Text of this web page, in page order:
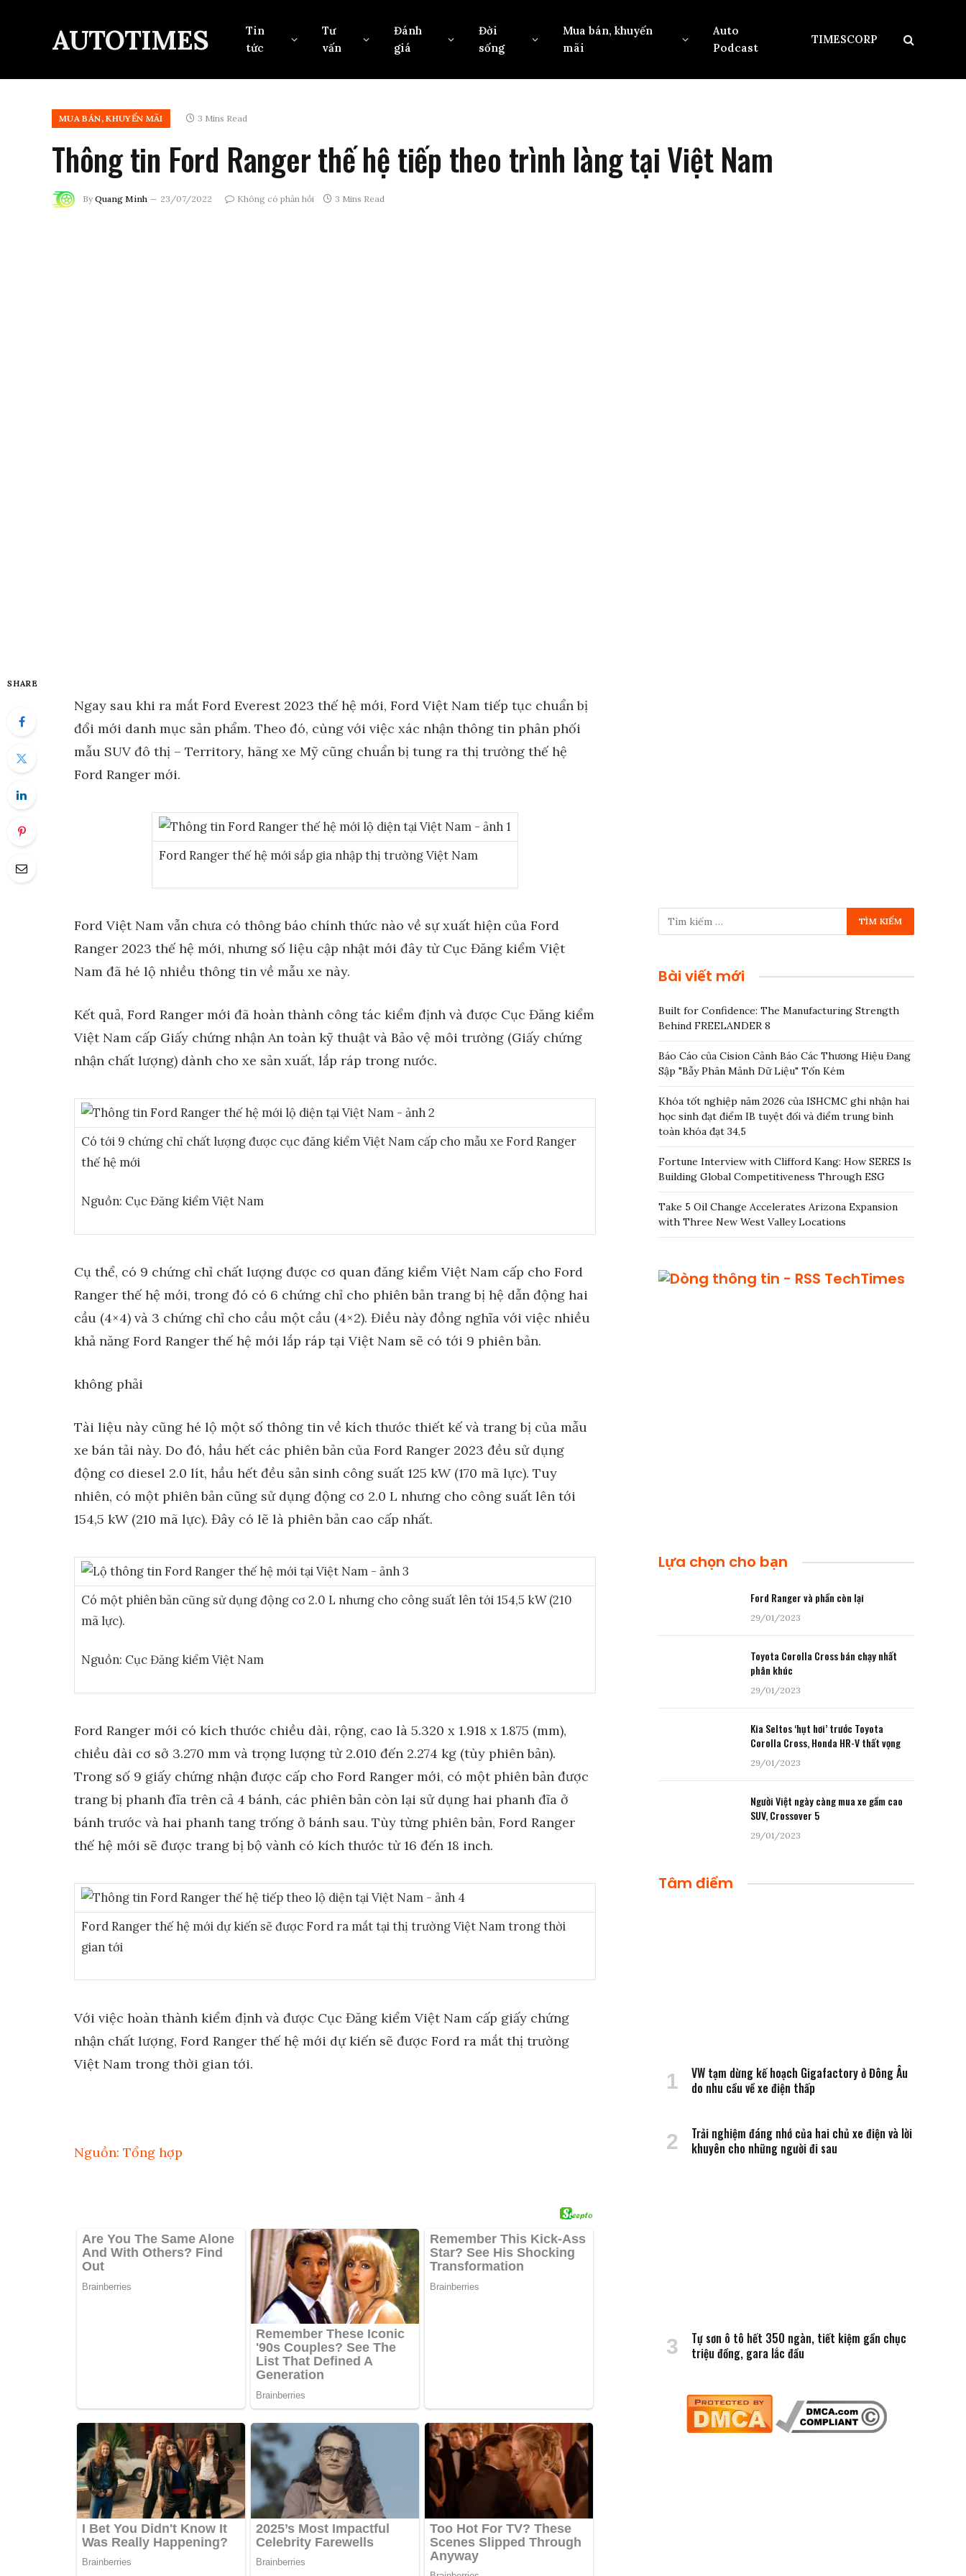
AUTOTIMES
Tin
tức
Tư
vấn
Đánh
giá
Đời
sống
Mua bán, khuyến
mãi
Auto
Podcast
TIMESCORP
MUA BÁN, KHUYẾN MÃI 3 Mins Read
Thông tin Ford Ranger thế hệ tiếp theo trình làng tại Việt Nam
By Quang Minh 23/07/2022 Không có phản hồi 3 Mins Read
SHARE
Ngay sau khi ra mắt Ford Everest 2023 thế hệ mới, Ford Việt Nam tiếp tục chuẩn bị
đổi mới danh mục sản phẩm. Theo đó, cùng với việc xác nhận thông tin phân phối
mẫu SUV đô thị – Territory, hãng xe Mỹ cũng chuẩn bị tung ra thị trường thế hệ
Ford Ranger mới.
Ford Ranger thế hệ mới sắp gia nhập thị trường Việt Nam
Ford Việt Nam vẫn chưa có thông báo chính thức nào về sự xuất hiện của Ford
Ranger 2023 thế hệ mới, nhưng số liệu cập nhật mới đây từ Cục Đăng kiểm Việt
Nam đã hé lộ nhiều thông tin về mẫu xe này.
Kết quả, Ford Ranger mới đã hoàn thành công tác kiểm định và được Cục Đăng kiểm
Việt Nam cấp Giấy chứng nhận An toàn kỹ thuật và Bảo vệ môi trường (Giấy chứng
nhận chất lượng) dành cho xe sản xuất, lắp ráp trong nước.
Có tới 9 chứng chỉ chất lượng được cục đăng kiểm Việt Nam cấp cho mẫu xe Ford Ranger
thế hệ mới
Nguồn: Cục Đăng kiểm Việt Nam
Cụ thể, có 9 chứng chỉ chất lượng được cơ quan đăng kiểm Việt Nam cấp cho Ford
Ranger thế hệ mới, trong đó có 6 chứng chỉ cho phiên bản trang bị hệ dẫn động hai
cầu (4×4) và 3 chứng chỉ cho cầu một cầu (4×2). Điều này đồng nghĩa với việc nhiều
khả năng Ford Ranger thế hệ mới lắp ráp tại Việt Nam sẽ có tới 9 phiên bản.
không phải
Tài liệu này cũng hé lộ một số thông tin về kích thước thiết kế và trang bị của mẫu
xe bán tải này. Do đó, hầu hết các phiên bản của Ford Ranger 2023 đều sử dụng
động cơ diesel 2.0 lít, hầu hết đều sản sinh công suất 125 kW (170 mã lực). Tuy
nhiên, có một phiên bản cũng sử dụng động cơ 2.0 L nhưng cho công suất lên tới
154,5 kW (210 mã lực). Đây có lẽ là phiên bản cao cấp nhất.
Có một phiên bản cũng sử dụng động cơ 2.0 L nhưng cho công suất lên tới 154,5 kW (210
mã lực).
Nguồn: Cục Đăng kiểm Việt Nam
Ford Ranger mới có kích thước chiều dài, rộng, cao là 5.320 x 1.918 x 1.875 (mm),
chiều dài cơ sở 3.270 mm và trọng lượng từ 2.010 đến 2.274 kg (tùy phiên bản).
Trong số 9 giấy chứng nhận được cấp cho Ford Ranger mới, có một phiên bản được
trang bị phanh đĩa trên cả 4 bánh, các phiên bản còn lại sử dụng hai phanh đĩa ở
bánh trước và hai phanh tang trống ở bánh sau. Tùy từng phiên bản, Ford Ranger
thế hệ mới sẽ được trang bị bộ vành có kích thước từ 16 đến 18 inch.
Ford Ranger thế hệ mới dự kiến ​​sẽ được Ford ra mắt tại thị trường Việt Nam trong thời
gian tới
Với việc hoàn thành kiểm định và được Cục Đăng kiểm Việt Nam cấp giấy chứng
nhận chất lượng, Ford Ranger thế hệ mới dự kiến ​​sẽ được Ford ra mắt thị trường
Việt Nam trong thời gian tới.
Nguồn: Tổng hợp
Bài viết mới
Built for Confidence: The Manufacturing Strength
Behind FREELANDER 8
Báo Cáo của Cision Cảnh Báo Các Thương Hiệu Đang
Sập "Bẫy Phân Mảnh Dữ Liệu" Tốn Kém
Khóa tốt nghiệp năm 2026 của ISHCMC ghi nhận hai
học sinh đạt điểm IB tuyệt đối và điểm trung bình
toàn khóa đạt 34,5
Fortune Interview with Clifford Kang: How SERES Is
Building Global Competitiveness Through ESG
Take 5 Oil Change Accelerates Arizona Expansion
with Three New West Valley Locations
TechTimes
Lựa chọn cho bạn
Ford Ranger và phần còn lại
29/01/2023
Toyota Corolla Cross bán chạy nhất
phân khúc
29/01/2023
Kia Seltos ‘hụt hơi’ trước Toyota
Corolla Cross, Honda HR-V thất vọng
29/01/2023
Người Việt ngày càng mua xe gầm cao
SUV, Crossover 5
29/01/2023
Tâm điểm
VW tạm dừng kế hoạch Gigafactory ở Đông Âu
do nhu cầu về xe điện thấp
Trải nghiệm đáng nhớ của hai chủ xe điện và lời
khuyên cho những người đi sau
Tự sơn ô tô hết 350 ngàn, tiết kiệm gần chục
triệu đồng, gara lắc đầu